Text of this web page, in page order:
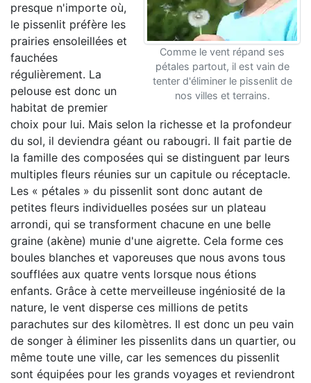
Comme le vent répand ses
pétales partout, il est vain de
tenter d'éliminer le pissenlit de
nos villes et terrains.
presque n'importe où,
le pissenlit préfère les
prairies ensoleillées et
fauchées
régulièrement. La
pelouse est donc un
habitat de premier
choix pour lui. Mais selon la richesse et la profondeur
du sol, il deviendra géant ou rabougri. Il fait partie de
la famille des composées qui se distinguent par leurs
multiples fleurs réunies sur un capitule ou réceptacle.
Les « pétales » du pissenlit sont donc autant de
petites fleurs individuelles posées sur un plateau
arrondi, qui se transforment chacune en une belle
graine (akène) munie d'une aigrette. Cela forme ces
boules blanches et vaporeuses que nous avons tous
soufflées aux quatre vents lorsque nous étions
enfants. Grâce à cette merveilleuse ingéniosité de la
nature, le vent disperse ces millions de petits
parachutes sur des kilomètres. Il est donc un peu vain
de songer à éliminer les pissenlits dans un quartier, ou
même toute une ville, car les semences du pissenlit
sont équipées pour les grands voyages et reviendront